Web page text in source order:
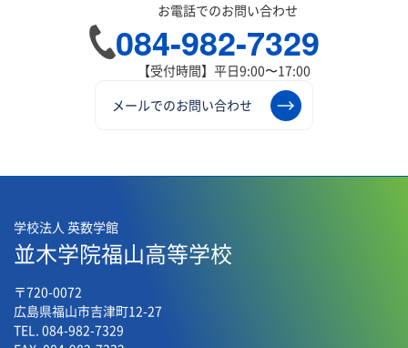
お電話でのお問い合わせ
084-982-7329
【受付時間】平日9:00〜17:00
メールでのお問い合わせ
学校法人 英数学館
並木学院福山高等学校
〒720-0072
広島県福山市吉津町12-27
TEL. 084-982-7329